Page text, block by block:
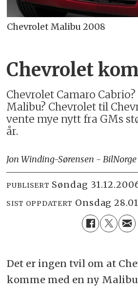
Chevrolet Malibu 2008
Chevrolet
Chevrolet Camaro
Malibu? Chevrolet til
vente mye nytt fra GMs
år.
Jon Winding-Sørensen - BilNorge
PUBLISERT søndag
SIST OPPDATERT onsdag
Det er ingen tvil om at
komme med en ny